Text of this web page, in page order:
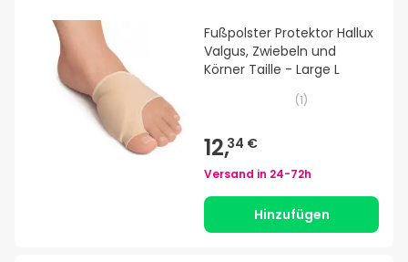
Fußpolster Protektor Hallux
Valgus, Zwiebeln und
Körner Taille - Large L
(1)
12,34 €
Versand in 24-72h
Hinzufügen